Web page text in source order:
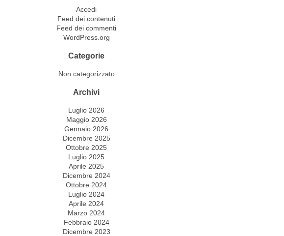
Accedi
Feed dei contenuti
Feed dei commenti
WordPress.org
Categorie
Non categorizzato
Archivi
Luglio 2026
Maggio 2026
Gennaio 2026
Dicembre 2025
Ottobre 2025
Luglio 2025
Aprile 2025
Dicembre 2024
Ottobre 2024
Luglio 2024
Aprile 2024
Marzo 2024
Febbraio 2024
Dicembre 2023